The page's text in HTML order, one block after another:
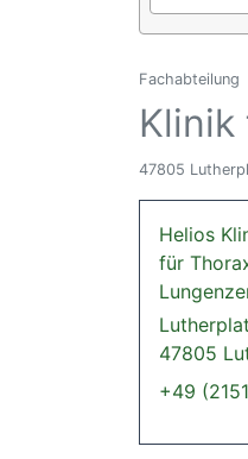
Fachabteilung
47805
Helios
für
47805
+49